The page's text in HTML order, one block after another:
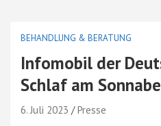
BEHANDLUNG & BERATUNG
Infomobil der
Schlaf am
6. Juli 2023
Presse